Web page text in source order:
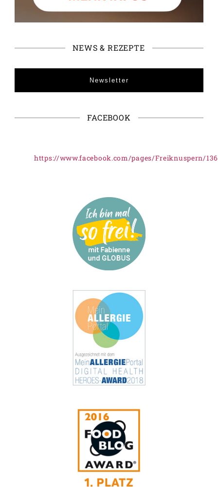
NEWS & REZEPTE
Newsletter
FACEBOOK
https://www.facebook.com/pages/Freiknuspern/